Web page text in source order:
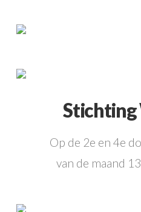
Stichting
Op de 2e en 4e
van de maand